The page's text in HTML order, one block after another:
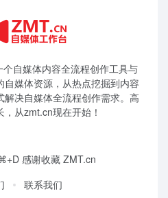
个自媒体内容全流程创作工具与
媒体资源，从热点挖掘到内容
决自媒体全流程创作需求。高
从zmt.cn现在开始！
感谢收藏 ZMT.cn
联系我们